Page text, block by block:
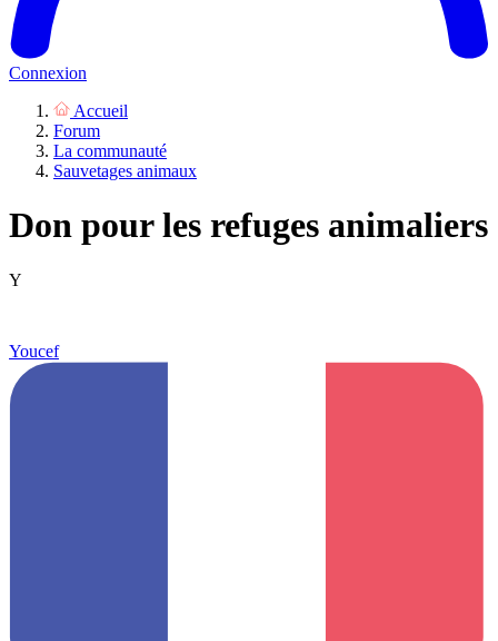
Connexion
Accueil
Forum
La communauté
Sauvetages animaux
Don pour les refuges animaliers
Y
Youcef